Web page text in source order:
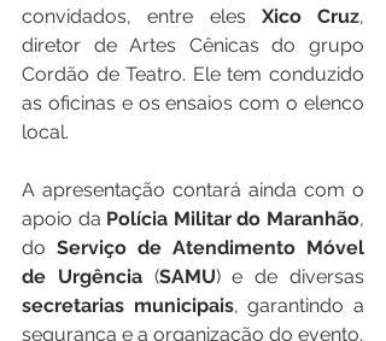
convidados, entre eles Xico Cruz,
diretor de Artes Cênicas do grupo
Cordão de Teatro. Ele tem conduzido
as oficinas e os ensaios com o elenco
local.
A apresentação contará ainda com o
apoio da Polícia Militar do Maranhão,
do Serviço de Atendimento Móvel
de Urgência (SAMU
secretarias municipais, garantindo a